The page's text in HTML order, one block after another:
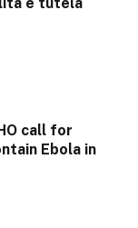
call for
Ebola in